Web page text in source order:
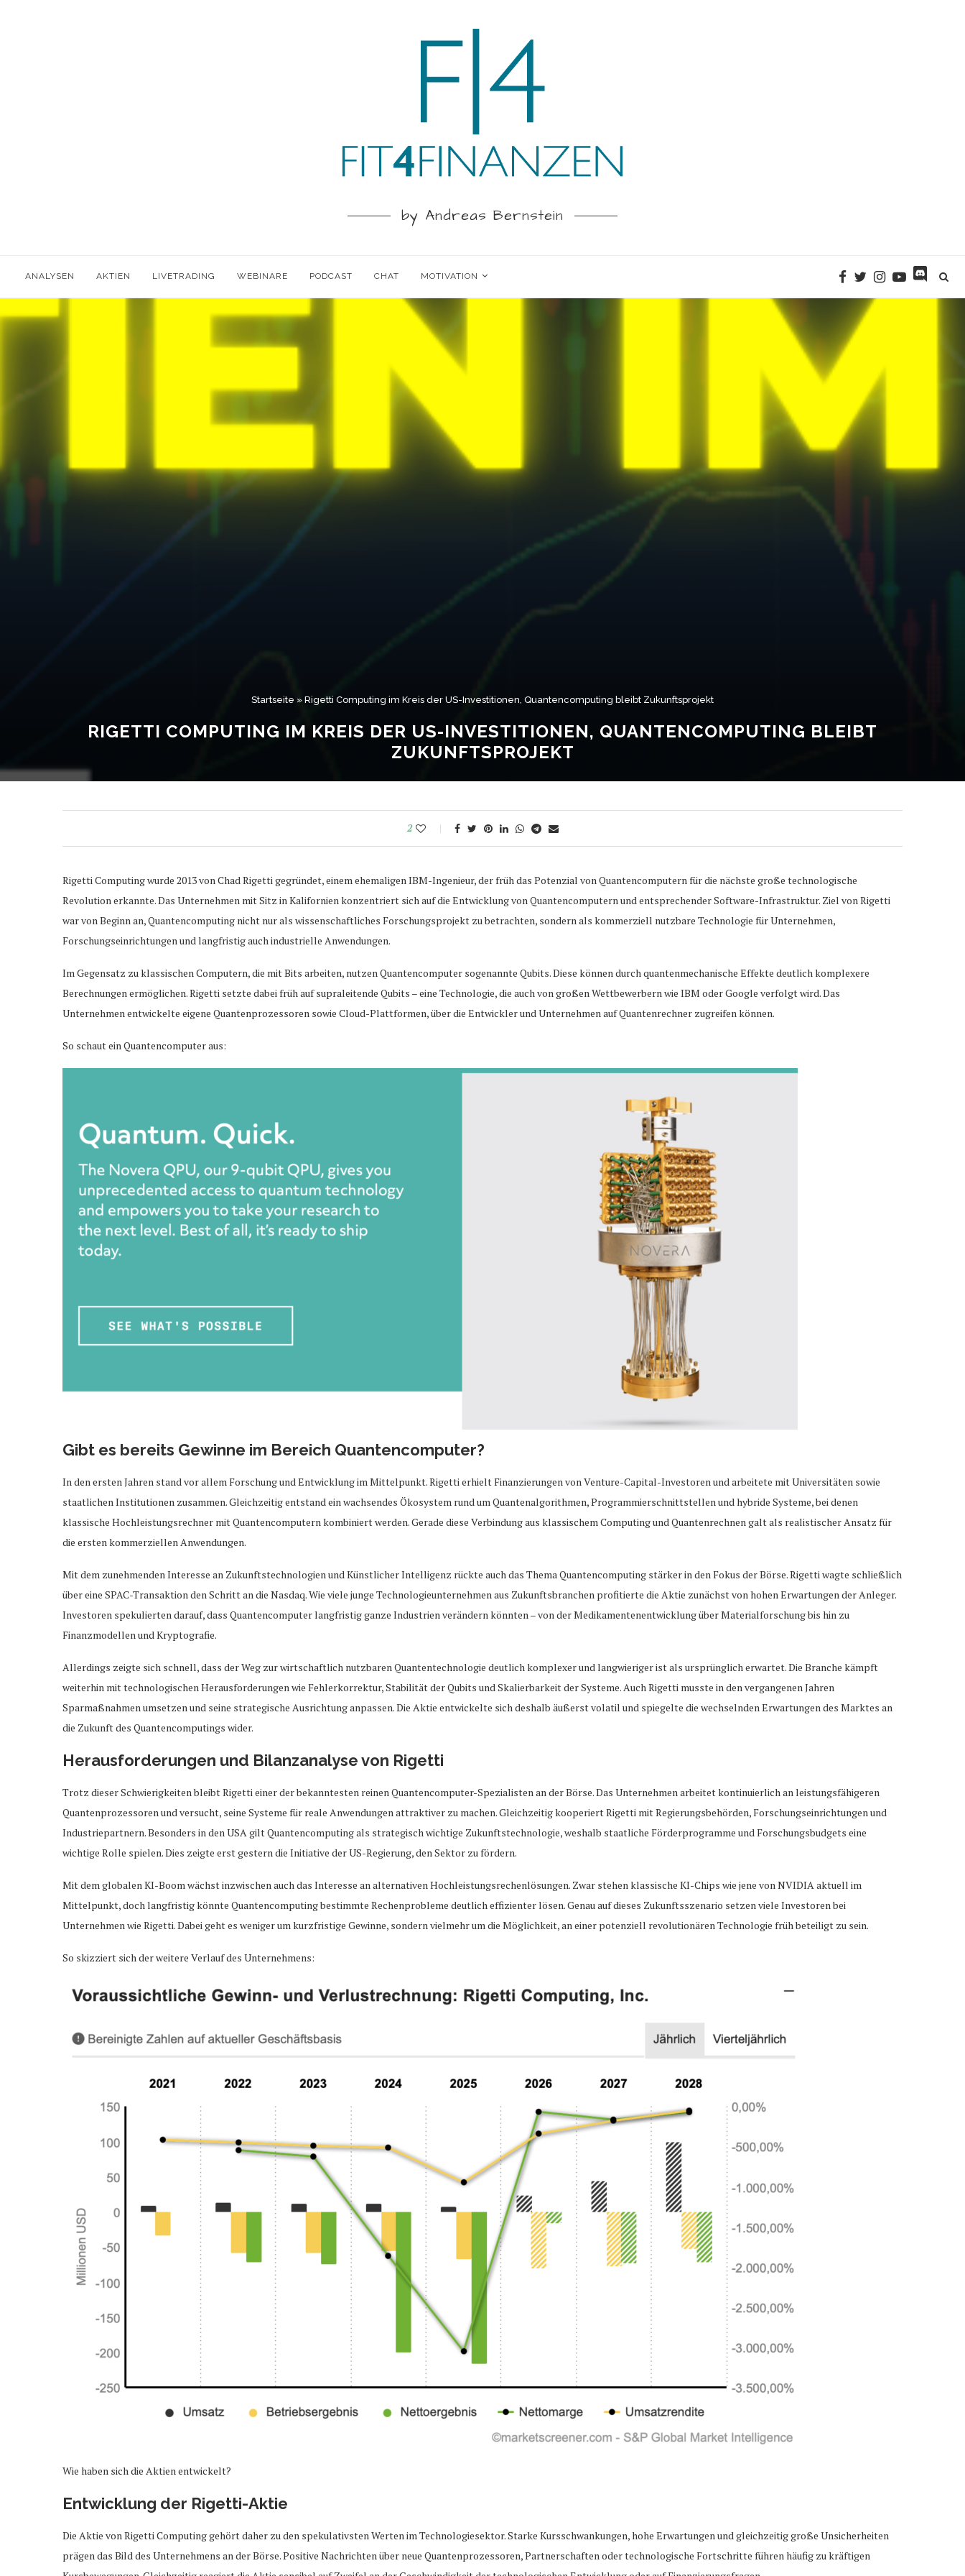
by Andreas Bernstein
ANALYSEN AKTIEN LIVETRADING WEBINARE PODCAST CHAT MOTIVATION
Startseite » Rigetti Computing im Kreis der US-Investitionen, Quantencomputing bleibt Zukunftsprojekt
RIGETTI COMPUTING IM KREIS DER US-INVESTITIONEN, QUANTENCOMPUTING BLEIBT
ZUKUNFTSPROJEKT
2
Rigetti Computing wurde 2013 von Chad Rigetti gegründet, einem ehemaligen IBM-Ingenieur, der früh das Potenzial von Quantencomputern für die nächste große technologische
Revolution erkannte. Das Unternehmen mit Sitz in Kalifornien konzentriert sich auf die Entwicklung von Quantencomputern und entsprechender Software-Infrastruktur. Ziel von Rigetti
war von Beginn an, Quantencomputing nicht nur als wissenschaftliches Forschungsprojekt zu betrachten, sondern als kommerziell nutzbare Technologie für Unternehmen,
Forschungseinrichtungen und langfristig auch industrielle Anwendungen.
Im Gegensatz zu klassischen Computern, die mit Bits arbeiten, nutzen Quantencomputer sogenannte Qubits. Diese können durch quantenmechanische Effekte deutlich komplexere
Berechnungen ermöglichen. Rigetti setzte dabei früh auf supraleitende Qubits – eine Technologie, die auch von großen Wettbewerbern wie IBM oder Google verfolgt wird. Das
Unternehmen entwickelte eigene Quantenprozessoren sowie Cloud-Plattformen, über die Entwickler und Unternehmen auf Quantenrechner zugreifen können.
So schaut ein Quantencomputer aus:
Gibt es bereits Gewinne im Bereich Quantencomputer?
In den ersten Jahren stand vor allem Forschung und Entwicklung im Mittelpunkt. Rigetti erhielt Finanzierungen von Venture-Capital-Investoren und arbeitete mit Universitäten sowie
staatlichen Institutionen zusammen. Gleichzeitig entstand ein wachsendes Ökosystem rund um Quantenalgorithmen, Programmierschnittstellen und hybride Systeme, bei denen
klassische Hochleistungsrechner mit Quantencomputern kombiniert werden. Gerade diese Verbindung aus klassischem Computing und Quantenrechnen galt als realistischer Ansatz für
die ersten kommerziellen Anwendungen.
Mit dem zunehmenden Interesse an Zukunftstechnologien und Künstlicher Intelligenz rückte auch das Thema Quantencomputing stärker in den Fokus der Börse. Rigetti wagte schließlich
über eine SPAC-Transaktion den Schritt an die Nasdaq. Wie viele junge Technologieunternehmen aus Zukunftsbranchen profitierte die Aktie zunächst von hohen Erwartungen der Anleger.
Investoren spekulierten darauf, dass Quantencomputer langfristig ganze Industrien verändern könnten – von der Medikamentenentwicklung über Materialforschung bis hin zu
Finanzmodellen und Kryptografie.
Allerdings zeigte sich schnell, dass der Weg zur wirtschaftlich nutzbaren Quantentechnologie deutlich komplexer und langwieriger ist als ursprünglich erwartet. Die Branche kämpft
weiterhin mit technologischen Herausforderungen wie Fehlerkorrektur, Stabilität der Qubits und Skalierbarkeit der Systeme. Auch Rigetti musste in den vergangenen Jahren
Sparmaßnahmen umsetzen und seine strategische Ausrichtung anpassen. Die Aktie entwickelte sich deshalb äußerst volatil und spiegelte die wechselnden Erwartungen des Marktes an
die Zukunft des Quantencomputings wider.
Herausforderungen und Bilanzanalyse von Rigetti
Trotz dieser Schwierigkeiten bleibt Rigetti einer der bekanntesten reinen Quantencomputer-Spezialisten an der Börse. Das Unternehmen arbeitet kontinuierlich an leistungsfähigeren
Quantenprozessoren und versucht, seine Systeme für reale Anwendungen attraktiver zu machen. Gleichzeitig kooperiert Rigetti mit Regierungsbehörden, Forschungseinrichtungen und
Industriepartnern. Besonders in den USA gilt Quantencomputing als strategisch wichtige Zukunftstechnologie, weshalb staatliche Förderprogramme und Forschungsbudgets eine
wichtige Rolle spielen. Dies zeigte erst gestern die Initiative der US-Regierung, den Sektor zu fördern.
Mit dem globalen KI-Boom wächst inzwischen auch das Interesse an alternativen Hochleistungsrechenlösungen. Zwar stehen klassische KI-Chips wie jene von NVIDIA aktuell im
Mittelpunkt, doch langfristig könnte Quantencomputing bestimmte Rechenprobleme deutlich effizienter lösen. Genau auf dieses Zukunftsszenario setzen viele Investoren bei
Unternehmen wie Rigetti. Dabei geht es weniger um kurzfristige Gewinne, sondern vielmehr um die Möglichkeit, an einer potenziell revolutionären Technologie früh beteiligt zu sein.
So skizziert sich der weitere Verlauf des Unternehmens:
Wie haben sich die Aktien entwickelt?
Entwicklung der Rigetti-Aktie
Die Aktie von Rigetti Computing gehört daher zu den spekulativsten Werten im Technologiesektor. Starke Kursschwankungen, hohe Erwartungen und gleichzeitig große Unsicherheiten
prägen das Bild des Unternehmens an der Börse. Positive Nachrichten über neue Quantenprozessoren, Partnerschaften oder technologische Fortschritte führen häufig zu kräftigen